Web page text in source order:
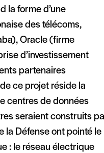
la forme d’une
des télécoms,
Oracle (firme
d’investissement
partenaires
ce projet réside la
centres de données
seraient construits
la Défense ont pointé le
: le réseau électrique